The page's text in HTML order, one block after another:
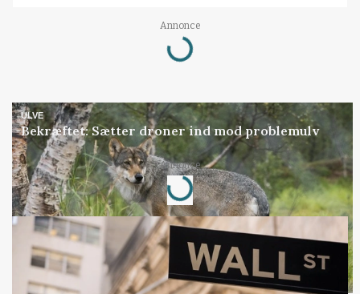
Annonce
Loading...
ULVE
Bekræftet: Sætter droner ind mod problemulv
Annonce
Loading...